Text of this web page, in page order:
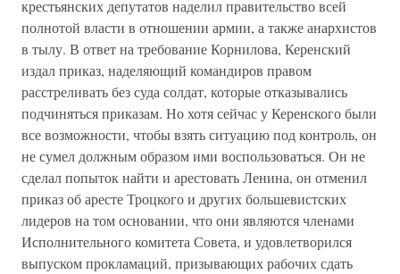
крестьянских депутатов наделил правительство всей
полнотой власти в отношении армии, а также анархистов
в тылу. В ответ на требование Корнилова, Керенский
издал приказ, наделяющий командиров правом
расстреливать без суда солдат, которые отказывались
подчиняться приказам. Но хотя сейчас у Керенского были
все возможности, чтобы взять ситуацию под контроль, он
не сумел должным образом ими воспользоваться. Он не
сделал попыток найти и арестовать Ленина, он отменил
приказ об аресте Троцкого и других большевистских
лидеров на том основании, что они являются членами
Исполнительного комитета Совета, и удовлетворился
выпуском прокламаций, призывающих рабочих сдать